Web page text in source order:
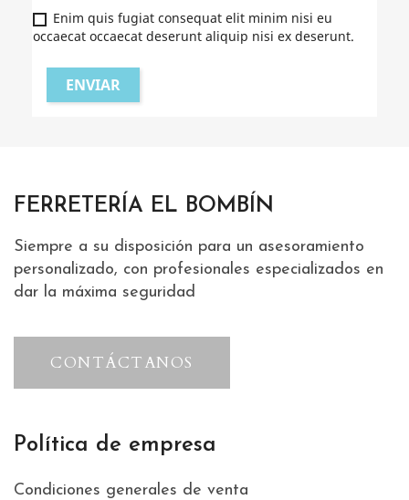
Enim quis fugiat consequat elit minim nisi eu
occaecat occaecat deserunt aliquip nisi ex deserunt.
FERRETERÍA EL BOMBÍN
Siempre a su disposición para un asesoramiento
personalizado, con profesionales especializados en
dar la máxima seguridad
CONTÁCTANOS
Política de empresa
Condiciones generales de venta